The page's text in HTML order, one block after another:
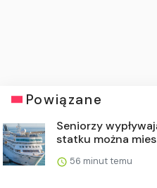
Powiązane
Seniorzy
statku można
56 minut temu